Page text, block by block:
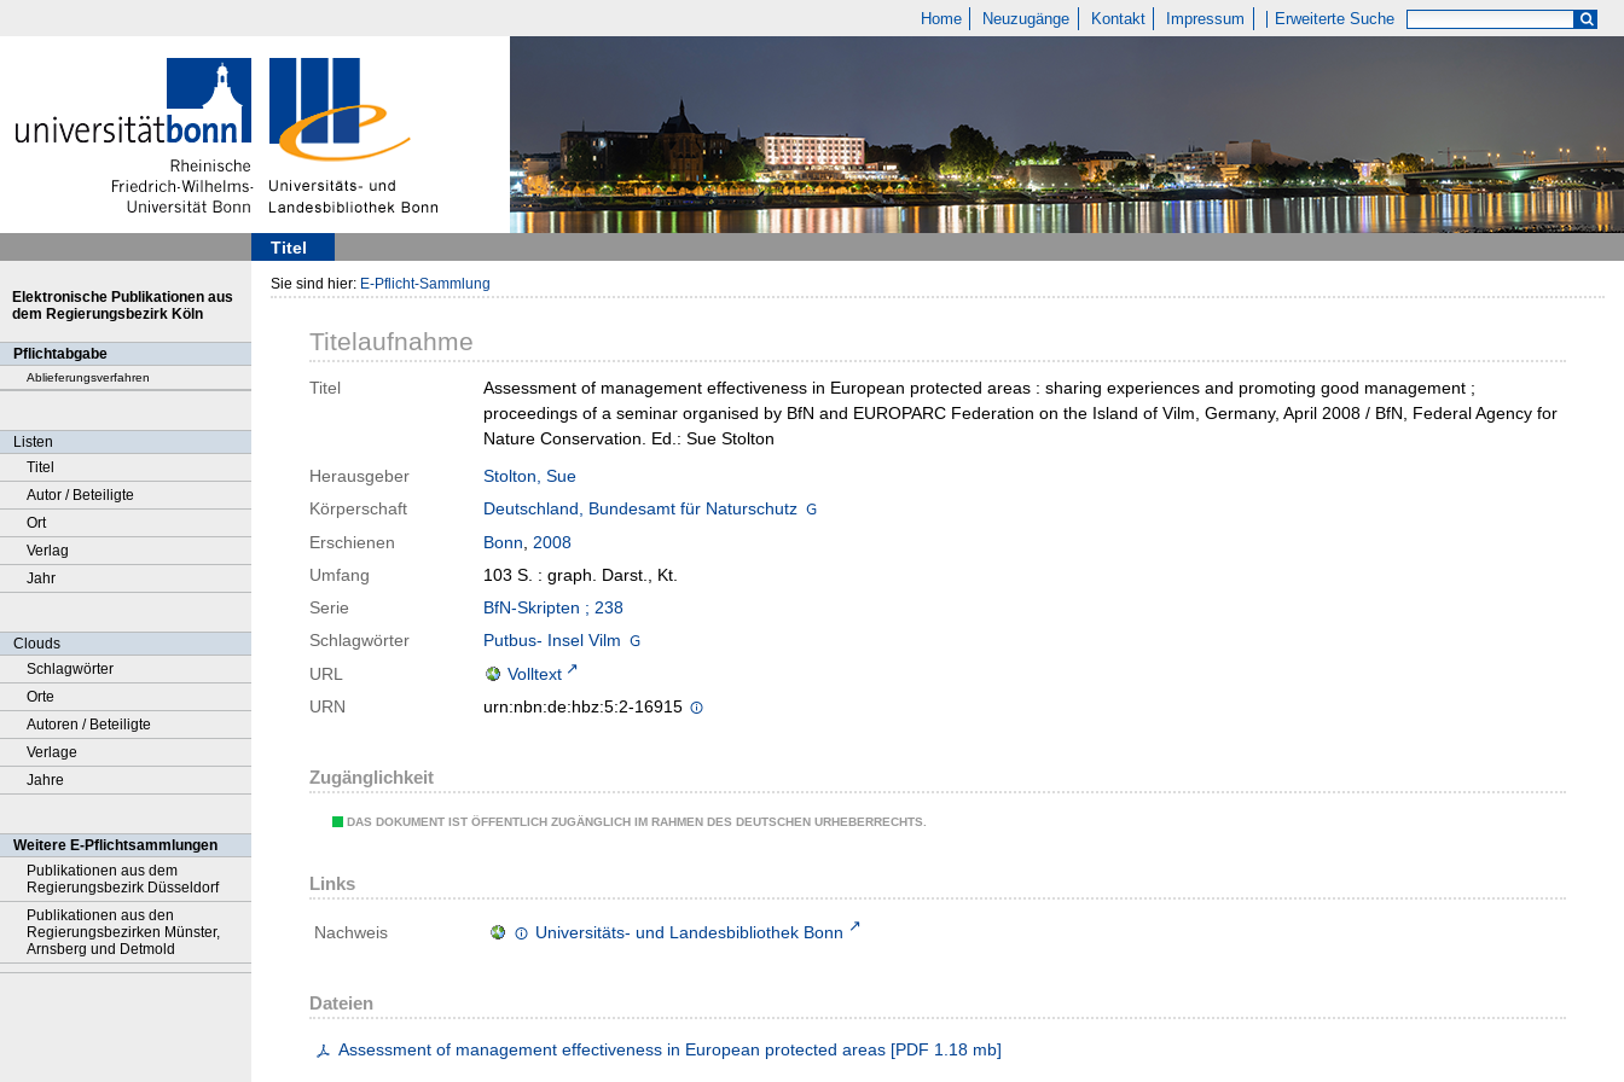
Home Neuzugänge Kontakt Impressum Erweiterte Suche
Titel
Elektronische Publikationen aus
dem Regierungsbezirk Köln
Pflichtabgabe
Ablieferungsverfahren
Listen
Titel
Autor / Beteiligte
Ort
Verlag
Jahr
Clouds
Schlagwörter
Orte
Autoren / Beteiligte
Verlage
Jahre
Weitere E-Pflichtsammlungen
Publikationen aus dem
Regierungsbezirk Düsseldorf
Publikationen aus den
Regierungsbezirken Münster,
Arnsberg und Detmold
Sie sind hier: E-Pflicht-Sammlung
Titelaufnahme
Titel
Assessment of management effectiveness in European protected areas : sharing experiences and promoting good management ;
proceedings of a seminar organised by BfN and EUROPARC Federation on the Island of Vilm, Germany, April 2008 / BfN, Federal Agency for
Nature Conservation. Ed.: Sue Stolton
Herausgeber
Stolton, Sue
Körperschaft
Deutschland, Bundesamt für Naturschutz
Erschienen
Bonn, 2008
Umfang
103 S. : graph. Darst., Kt.
Serie
BfN-Skripten ; 238
Schlagwörter
Putbus- Insel Vilm
URL
Volltext
URN
urn:nbn:de:hbz:5:2-16915
Zugänglichkeit
DAS DOKUMENT IST ÖFFENTLICH ZUGÄNGLICH IM RAHMEN DES DEUTSCHEN URHEBERRECHTS.
Links
Nachweis Universitäts- und Landesbibliothek Bonn
Dateien
Assessment of management effectiveness in European protected areas [PDF 1.18 mb]